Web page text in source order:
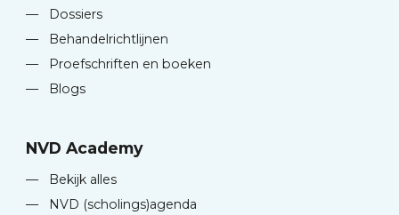
—
Dossiers
—
Behandelrichtlijnen
—
Proefschriften en boeken
—
Blogs
NVD Academy
—
Bekijk alles
—
NVD (scholings)agenda